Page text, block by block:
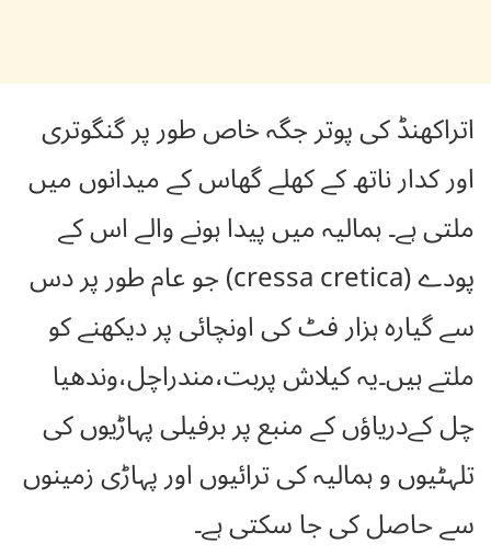
اتراکھنڈ کی پوتر جگہ خاص طور پر گنگوتری
اور کدار ناتھ کے کھلے گھاس کے میدانوں میں
ملتی ہے۔ ہمالیہ میں پیدا ہونے والے اس کے
پودے (cressa cretica) جو عام طور پر دس
سے گیارہ ہزار فٹ کی اونچائی پر دیکھنے کو
ملتے ہیں۔یہ کیلاش پربت،مندراچل،وندھیا
چل کےدریاؤں کے منبع پر برفیلی پہاڑیوں کی
تلہٹیوں و ہمالیہ کی ترائیوں اور پہاڑی زمینوں
سے حاصل کی جا سکتی ہے۔